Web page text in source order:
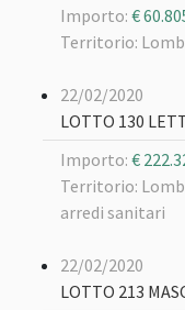
Importo: €
Territorio:
22/02/2020
LOTTO 130
Importo: €
Territorio:
arredi sanitari
22/02/2020
LOTTO 213